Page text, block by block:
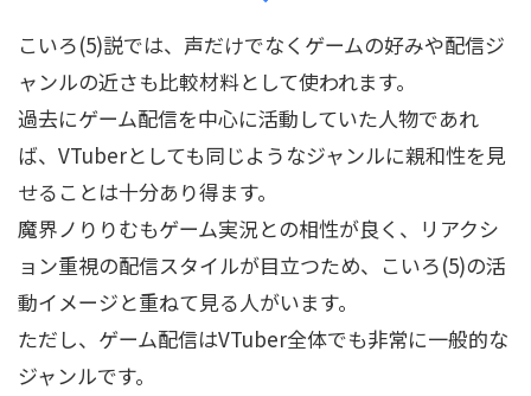
こいろ(5)説では、声だけでなくゲームの好みや配信ジ
ャンルの近さも比較材料として使われます。
過去にゲーム配信を中心に活動していた人物であれ
ば、VTuberとしても同じようなジャンルに親和性を見
せることは十分あり得ます。
魔界ノりりむもゲーム実況との相性が良く、リアクシ
ョン重視の配信スタイルが目立つため、こいろ(5)の活
動イメージと重ねて見る人がいます。
ただし、ゲーム配信はVTuber全体でも非常に一般的な
ジャンルです。